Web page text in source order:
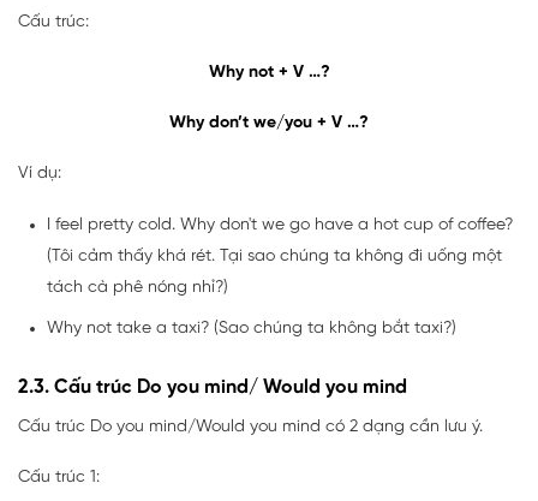
Cấu trúc:
Why not + V …?
Why don’t we/you + V …?
Ví dụ:
I feel pretty cold. Why don't we go have a hot cup of coffee?
(Tôi cảm thấy khá rét. Tại sao chúng ta không đi uống một
tách cà phê nóng nhỉ?)
Why not take a taxi? (Sao chúng ta không bắt taxi?)
2.3. Cấu trúc Do you mind/ Would you mind
Cấu trúc Do you mind/Would you mind có 2 dạng cần lưu ý.
Cấu trúc 1: